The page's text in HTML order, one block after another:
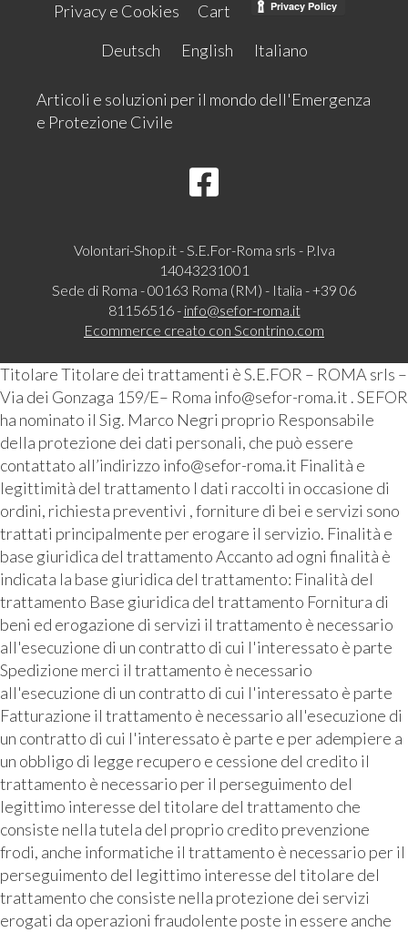
Privacy e Cookies
Cart
Deutsch
English Italiano
Articoli e soluzioni per il mondo dell'Emergenza
e Protezione Civile
Volontari-Shop.it - S.E.For-Roma srls - P.Iva
14043231001
Sede di Roma - 00163 Roma (RM) - Italia - +39 06
81156516 - info@sefor-roma.it
Ecommerce creato con Scontrino.com
Titolare Titolare dei trattamenti è S.E.FOR – ROMA srls –
Via dei Gonzaga 159/E– Roma info@sefor-roma.it . SEFOR
ha nominato il Sig. Marco Negri proprio Responsabile
della protezione dei dati personali, che può essere
contattato all’indirizzo info@sefor-roma.it Finalità e
legittimità del trattamento I dati raccolti in occasione di
ordini, richiesta preventivi , forniture di bei e servizi sono
trattati principalmente per erogare il servizio. Finalità e
base giuridica del trattamento Accanto ad ogni finalità è
indicata la base giuridica del trattamento: Finalità del
trattamento Base giuridica del trattamento Fornitura di
beni ed erogazione di servizi il trattamento è necessario
all'esecuzione di un contratto di cui l'interessato è parte
Spedizione merci il trattamento è necessario
all'esecuzione di un contratto di cui l'interessato è parte
Fatturazione il trattamento è necessario all'esecuzione di
un contratto di cui l'interessato è parte e per adempiere a
un obbligo di legge recupero e cessione del credito il
trattamento è necessario per il perseguimento del
legittimo interesse del titolare del trattamento che
consiste nella tutela del proprio credito prevenzione
frodi, anche informatiche il trattamento è necessario per il
perseguimento del legittimo interesse del titolare del
trattamento che consiste nella protezione dei servizi
erogati da operazioni fraudolente poste in essere anche